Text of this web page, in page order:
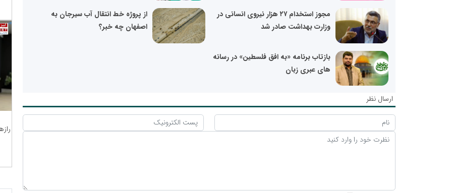
مجوز استخدام ۲۷ هزار نیروی انسانی در
وزارت بهداشت صادر شد
از پروژه خط انتقال آب سیرجان به
اصفهان چه خبر؟
بازتاب برنامه «به افق فلسطین» در رسانه
های عبری زبان
ارسال نظر